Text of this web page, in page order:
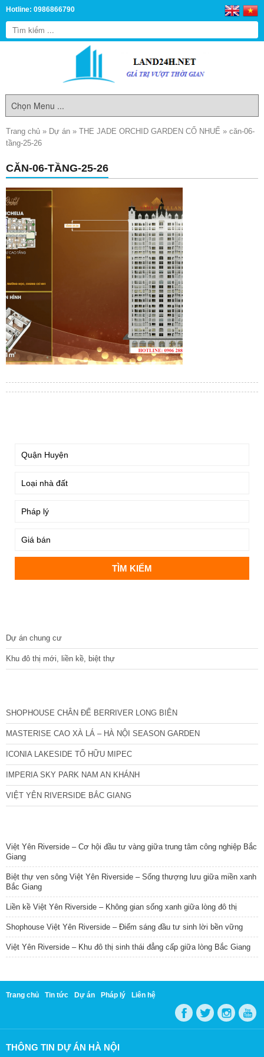
Hotline: 0986866790
Trang chủ » Dự án » THE JADE ORCHID GARDEN CỔ NHUẾ » căn-06-
tầng-25-26
CĂN-06-TẦNG-25-26
Dự án chung cư
Khu đô thị mới, liền kề, biệt thự
SHOPHOUSE CHÂN ĐẾ BERRIVER LONG BIÊN
MASTERISE CAO XÀ LÁ – HÀ NỘI SEASON GARDEN
ICONIA LAKESIDE TỐ HỮU MIPEC
IMPERIA SKY PARK NAM AN KHÁNH
VIỆT YÊN RIVERSIDE BẮC GIANG
Việt Yên Riverside – Cơ hội đầu tư vàng giữa trung tâm công nghiệp Bắc
Giang
Biệt thự ven sông Việt Yên Riverside – Sống thượng lưu giữa miền xanh
Bắc Giang
Liền kề Việt Yên Riverside – Không gian sống xanh giữa lòng đô thị
Shophouse Việt Yên Riverside – Điểm sáng đầu tư sinh lời bền vững
Việt Yên Riverside – Khu đô thị sinh thái đẳng cấp giữa lòng Bắc Giang
Trang chủ Tin tức Dự án Pháp lý Liên hệ
THÔNG TIN DỰ ÁN HÀ NỘI